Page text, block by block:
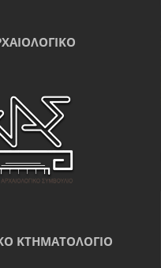
ΚΤΗΜΑΤΟΛΌΓΙΟ